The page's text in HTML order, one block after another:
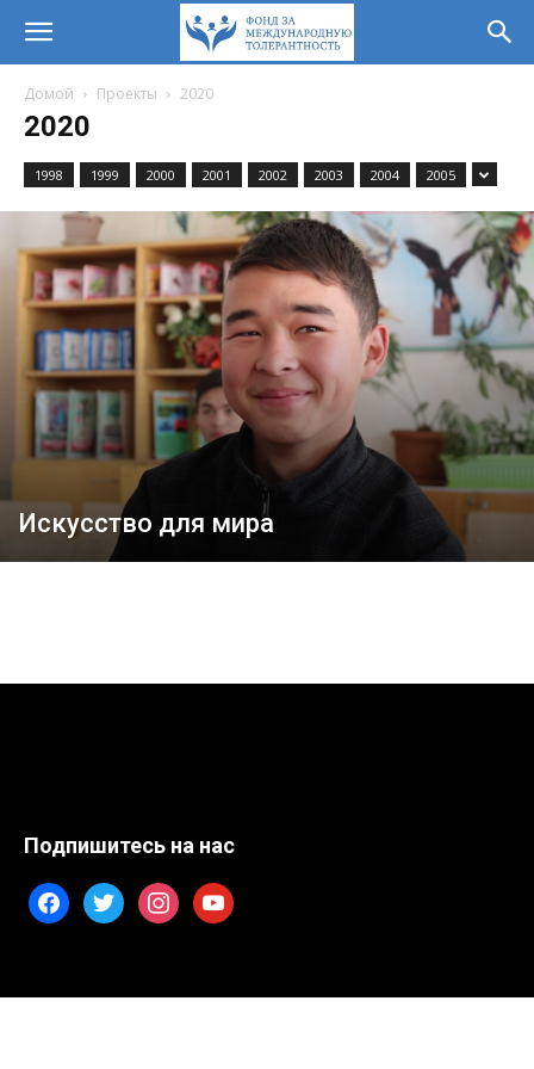
Домой Проекты 2020
2020
1998 1999 2000 2001 2002 2003 2004 2005
Искусство для мира
Подпишитесь на нас